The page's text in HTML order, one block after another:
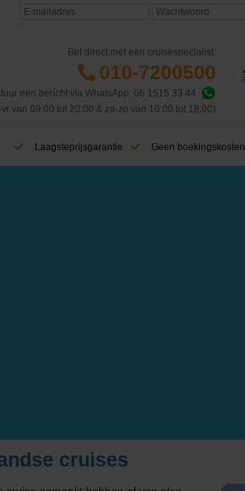
Bel direct met een cruisespecialist:
010-7200500
een bericht via WhatsApp: 06 1515 33 44
vr van 09:00 tot 20:00 & za-zo van 10:00 tot 18:00)
Alaska
Noorse Fjorden
Laagsteprijsgarantie Geen boekingskosten
cruises